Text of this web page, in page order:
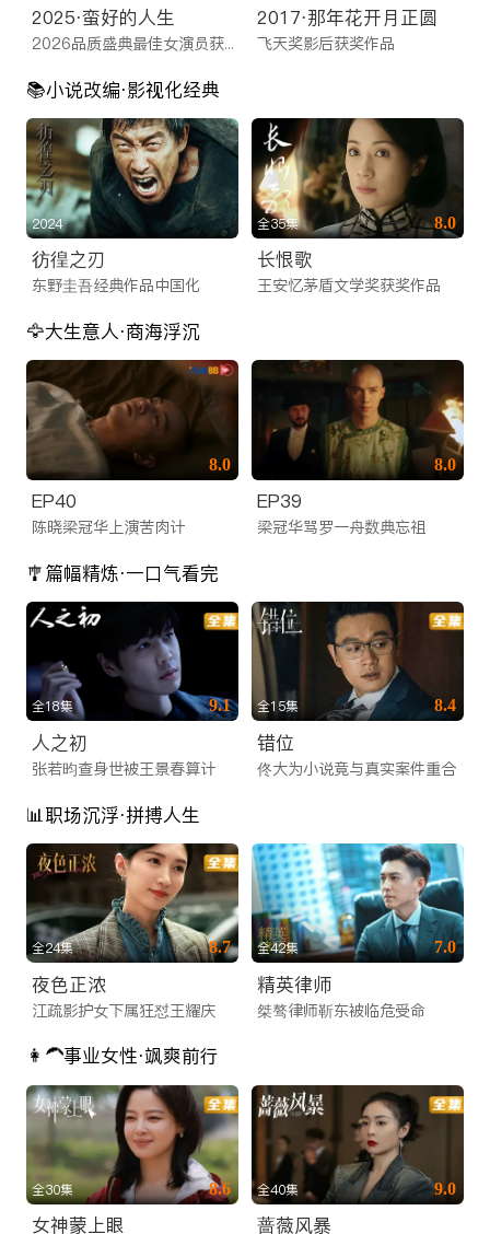
2025·蛮好的人生
2026品质盛典最佳女演员获奖之作
2017·那年花开月正圆
飞天奖影后获奖作品
📚️小说改编·影视化经典
2024
彷徨之刃
东野圭吾经典作品中国化
全35集 8.0
长恨歌
王安忆茅盾文学奖获奖作品
🦅大生意人·商海浮沉
8.0
EP40
陈晓梁冠华上演苦肉计
8.0
EP39
梁冠华骂罗一舟数典忘祖
🎐篇幅精炼·一口气看完
全18集 9.1
人之初
张若昀查身世被王景春算计
全15集 8.4
错位
佟大为小说竟与真实案件重合
📊职场沉浮·拼搏人生
全24集 8.7
夜色正浓
江疏影护女下属狂怼王耀庆
全42集 7.0
精英律师
桀骜律师靳东被临危受命
👩‍🦱事业女性·飒爽前行
全30集 8.6
女神蒙上眼
全40集 9.0
蔷薇风暴